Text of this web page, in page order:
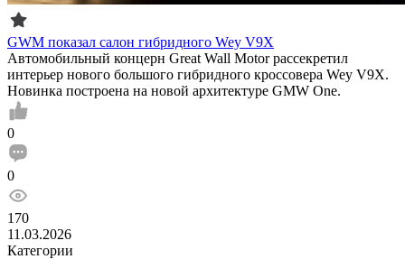
GWM показал салон гибридного Wey V9X
Автомобильный концерн Great Wall Motor рассекретил
интерьер нового большого гибридного кроссовера Wey V9X.
Новинка построена на новой архитектуре GMW One.
0
0
170
11.03.2026
Категории